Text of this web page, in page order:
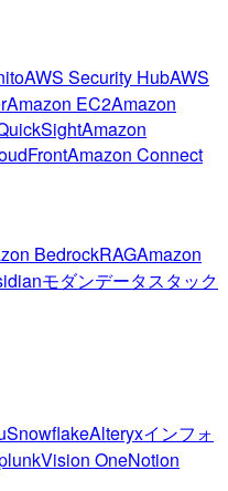
AWS Security HubAWS
Amazon EC2Amazon
Amazon
Amazon Connect
BedrockRAGAmazon
モダンデータスタック
SnowflakeAlteryxインフォ
Vision OneNotion